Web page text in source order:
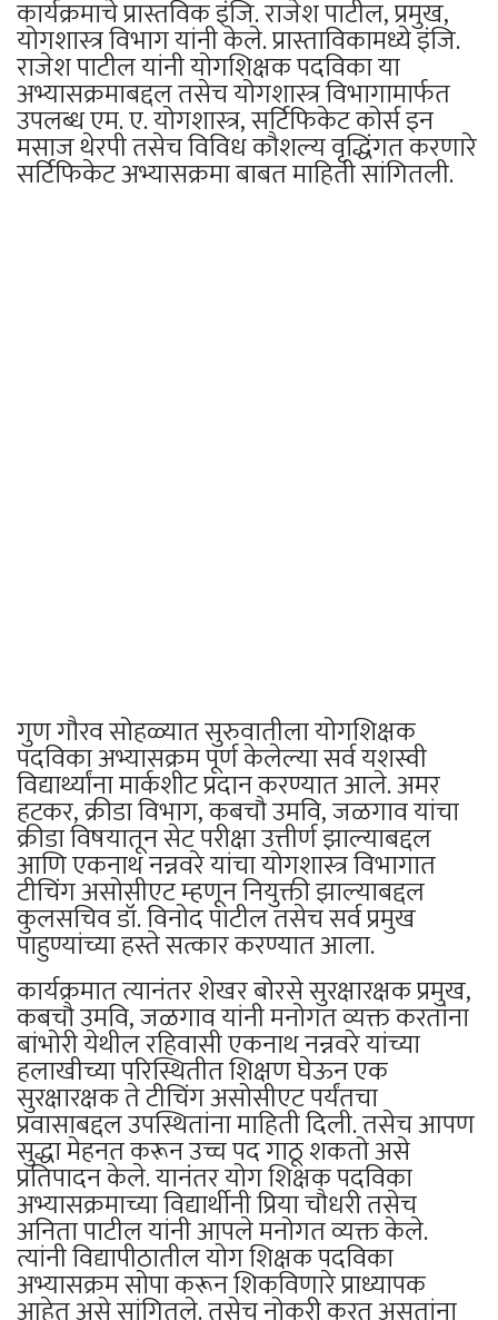
कार्यक्रमाचे प्रास्तविक इंजि. राजेश पाटील, प्रमुख,
योगशास्त्र विभाग यांनी केले. प्रास्ताविकामध्ये इंजि.
राजेश पाटील यांनी योगशिक्षक पदविका या
अभ्यासक्रमाबद्दल तसेच योगशास्त्र विभागामार्फत
उपलब्ध एम. ए. योगशास्त्र, सर्टिफिकेट कोर्स इन
मसाज थेरपी तसेच विविध कौशल्य वृद्धिंगत करणारे
सर्टिफिकेट अभ्यासक्रमा बाबत माहिती सांगितली.
गुण गौरव सोहळ्यात सुरुवातीला योगशिक्षक
पदविका अभ्यासक्रम पूर्ण केलेल्या सर्व यशस्वी
विद्यार्थ्यांना मार्कशीट प्रदान करण्यात आले. अमर
हटकर, क्रीडा विभाग, कबचौ उमवि, जळगाव यांचा
क्रीडा विषयातून सेट परीक्षा उत्तीर्ण झाल्याबद्दल
आणि एकनाथ नन्नवरे यांचा योगशास्त्र विभागात
टीचिंग असोसीएट म्हणून नियुक्ती झाल्याबद्दल
कुलसचिव डॉ. विनोद पाटील तसेच सर्व प्रमुख
पाहुण्यांच्या हस्ते सत्कार करण्यात आला.
कार्यक्रमात त्यानंतर शेखर बोरसे सुरक्षारक्षक प्रमुख,
कबचौ उमवि, जळगाव यांनी मनोगत व्यक्त करतांना
बांभोरी येथील रहिवासी एकनाथ नन्नवरे यांच्या
हलाखीच्या परिस्थितीत शिक्षण घेऊन एक
सुरक्षारक्षक ते टीचिंग असोसीएट पर्यंतचा
प्रवासाबद्दल उपस्थितांना माहिती दिली. तसेच आपण
सुद्धा मेहनत करून उच्च पद गाठू शकतो असे
प्रतिपादन केले. यानंतर योग शिक्षक पदविका
अभ्यासक्रमाच्या विद्यार्थीनी प्रिया चौधरी तसेच
अनिता पाटील यांनी आपले मनोगत व्यक्त केले.
त्यांनी विद्यापीठातील योग शिक्षक पदविका
अभ्यासक्रम सोपा करून शिकविणारे प्राध्यापक